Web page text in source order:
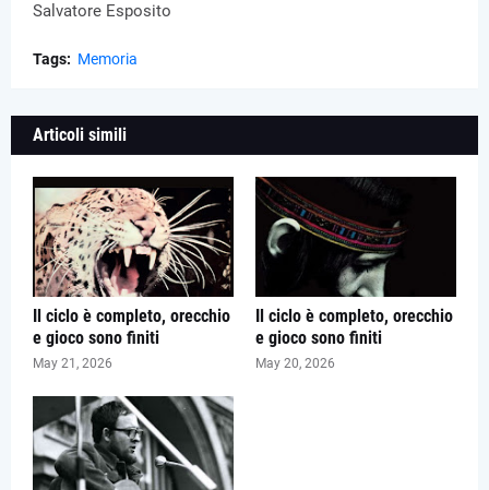
Salvatore Esposito
Tags: Memoria
Articoli simili
Il ciclo è completo, orecchio
e gioco sono finiti
May 21, 2026
Il ciclo è completo, orecchio
e gioco sono finiti
May 20, 2026